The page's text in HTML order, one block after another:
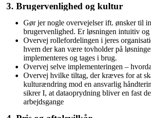
3. Brugervenlighed og kultur
Gør jer nogle overvejelser ift. ønsker til
brugervenlighed. Er løsningen intuitiv og
Overvej rollefordelingen i jeres
hvem der kan være tovholder på
implementeres og tages i brug.
Overvej selve implementeringen –
Overvej hvilke tiltag, der kræves for at
kulturændring mod en ansvarlig
sikrer I, at dataoprydning bliver en fast
arbejdsgange